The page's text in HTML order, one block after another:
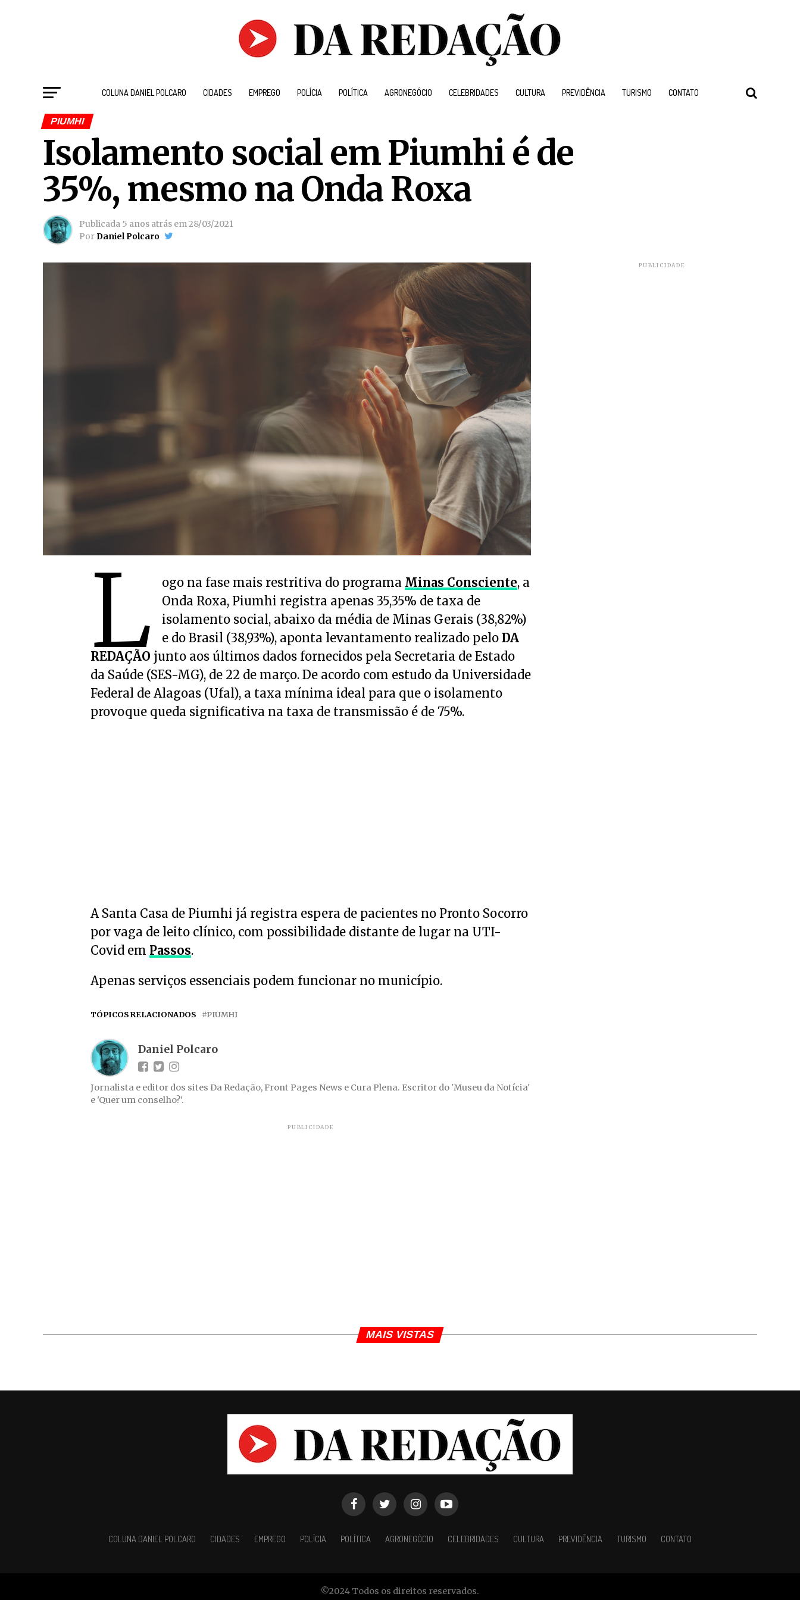
COLUNA DANIEL POLCARO CIDADES EMPREGO POLÍCIA POLÍTICA AGRONEGÓCIO CELEBRIDADES CULTURA PREVIDÊNCIA TURISMO CONTATO
PIUMHI
Isolamento social em Piumhi é de
35%, mesmo na Onda Roxa
Publicada 5 anos atrás em28/03/2021
PorDaniel Polcaro
L ogo na fase mais restritiva do programa Minas Consciente, a
Onda Roxa, Piumhi registra apenas 35,35% de taxa de
isolamento social, abaixo da média de Minas Gerais (38,82%)
e do Brasil (38,93%), aponta levantamento realizado pelo DA
REDAÇÃO junto aos últimos dados fornecidos pela Secretaria de Estado
da Saúde (SES-MG), de 22 de março. De acordo com estudo da Universidade
Federal de Alagoas (Ufal), a taxa mínima ideal para que o isolamento
provoque queda significativa na taxa de transmissão é de 75%.
A Santa Casa de Piumhi já registra espera de pacientes no Pronto Socorro
por vaga de leito clínico, com possibilidade distante de lugar na UTI-
Covid em Passos.
Apenas serviços essenciais podem funcionar no município.
TÓPICOS RELACIONADOS PIUMHI
Daniel Polcaro
Jornalista e editor dos sites Da Redação, Front Pages News e Cura Plena. Escritor do 'Museu da Notícia'
e 'Quer um conselho?'.
PUBLICIDADE
PUBLICIDADE
MAIS VISTAS
COLUNA DANIEL POLCARO CIDADES EMPREGO POLÍCIA POLÍTICA AGRONEGÓCIO CELEBRIDADES CULTURA PREVIDÊNCIA TURISMO CONTATO
©2024 Todos os direitos reservados.